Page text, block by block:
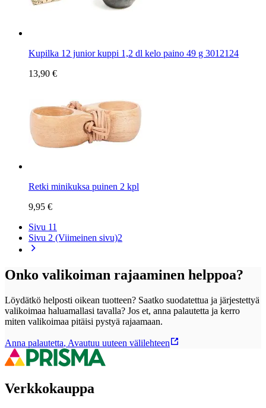
Kupilka 12 junior kuppi 1,2 dl kelo paino 49 g 3012124
13,90 €
Retki minikuksa puinen 2 kpl
9,95 €
Sivu 11
Sivu 2 (Viimeinen sivu)2
Onko valikoiman rajaaminen helppoa?
Löydätkö helposti oikean tuotteen? Saatko suodatettua ja järjestettyä
valikoimaa haluamallasi tavalla? Jos et, anna palautetta ja kerro
miten valikoimaa pitäisi pystyä rajaamaan.
Anna palautetta, Avautuu uuteen välilehteen
Verkkokauppa